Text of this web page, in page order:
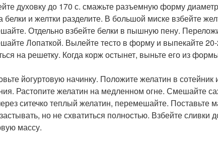
духовку до 170 с. смажьте разъемную форму
белки и желтки разделите. В большой миске взбейте
Отдельно взбейте белки в пышную пену.
Лопаткой. Вылейте тесто в форму и выпекайте
на решетку. Когда корж остынет, выньте его из
йогуртовую начинку. Положите желатин в
Растопите желатин на медленном огне. Смешайте
ситечко теплый желатин, перемешайте. Поставьте
но не схватиться полностью. Взбейте
массу.